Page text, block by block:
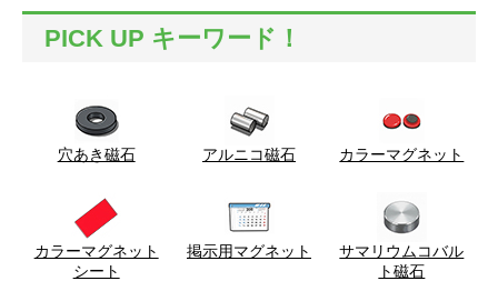
PICK UP キーワード！
穴あき磁石 アルニコ磁石 カラーマグネット
カラーマグネット
シート
掲示用マグネット
サマリウムコバル
ト磁石